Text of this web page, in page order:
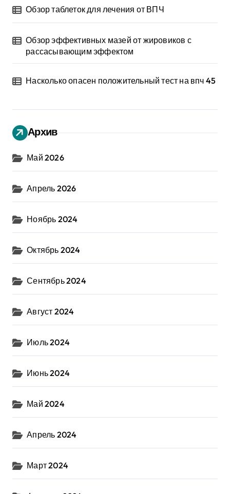
Обзор таблеток для лечения от ВПЧ
Обзор эффективных мазей от жировиков с
рассасывающим эффектом
Насколько опасен положительный тест на впч 45
Архив
Май 2026
Апрель 2026
Ноябрь 2024
Октябрь 2024
Сентябрь 2024
Август 2024
Июль 2024
Июнь 2024
Май 2024
Апрель 2024
Март 2024